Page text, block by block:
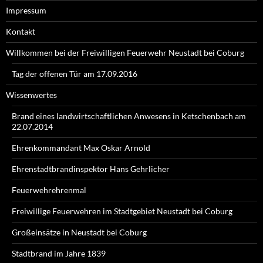
Impressum
Kontakt
Willkommen bei der Freiwilligen Feuerwehr Neustadt bei Coburg
Tag der offenen Tür am 17.09.2016
Wissenwertes
Brand eines landwirtschaftlichen Anwesens in Ketschenbach am
22.07.2014
Ehrenkommandant Max Oskar Arnold
Ehrenstadtbrandinspektor Hans Gehrlicher
Feuerwehrehrenmal
Freiwillige Feuerwehren im Stadtgebiet Neustadt bei Coburg
Großeinsätze in Neustadt bei Coburg
Stadtbrand im Jahre 1839